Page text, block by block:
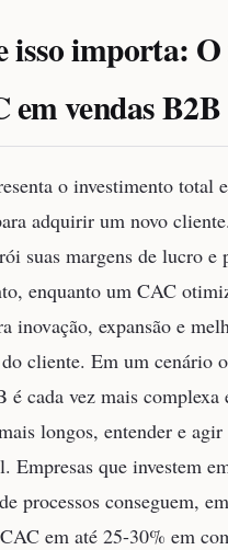
isso importa:
em vendas B2B
o investimento total
adquirir um novo
suas margens de lucro
enquanto um CAC
inovação, expansão e
cliente. Em um cenário
é cada vez mais complexa
longos, entender e
Empresas que investem
processos conseguem,
em até 25-30% em